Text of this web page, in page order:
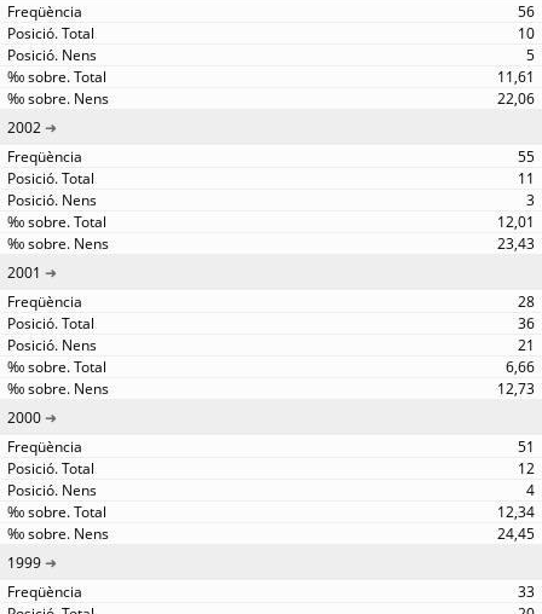
56
10
5
11,61
22,06
2002
55
11
3
12,01
23,43
2001
28
36
21
6,66
12,73
2000
51
12
4
12,34
24,45
1999
33